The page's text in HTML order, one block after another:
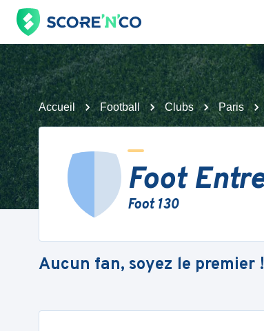
Accueil Football Clubs Paris
Foot
Foot 130
Aucun fan, soyez le premier !